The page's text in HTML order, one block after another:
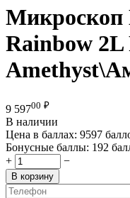
Микроскоп
Rainbow 2L
9 59700 ₽
В наличии
Цена в баллах: 9597
Бонусные баллы: 192
+
−
В корзину